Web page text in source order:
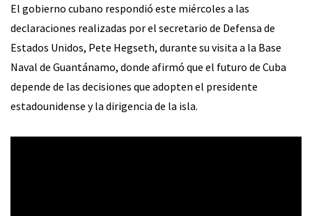
El gobierno cubano respondió este miércoles a las
declaraciones realizadas por el secretario de Defensa de
Estados Unidos, Pete Hegseth, durante su visita a la Base
Naval de Guantánamo, donde afirmó que el futuro de Cuba
depende de las decisiones que adopten el presidente
estadounidense y la dirigencia de la isla.